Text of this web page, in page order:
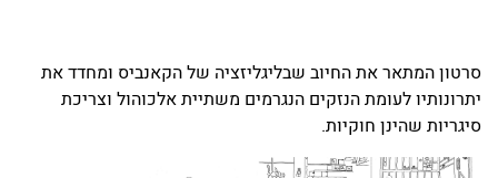
סרטון המתאר את החיוב שבליגליזציה של הקאנביס ומחדד את
יתרונותיו לעומת הנזקים הנגרמים משתיית אלכוהול וצריכת
סיגריות שהינן חוקיות.
קרא עוד >
חדשות המחלקה לתקשורת חזותית – מאי 26
קרא עוד >